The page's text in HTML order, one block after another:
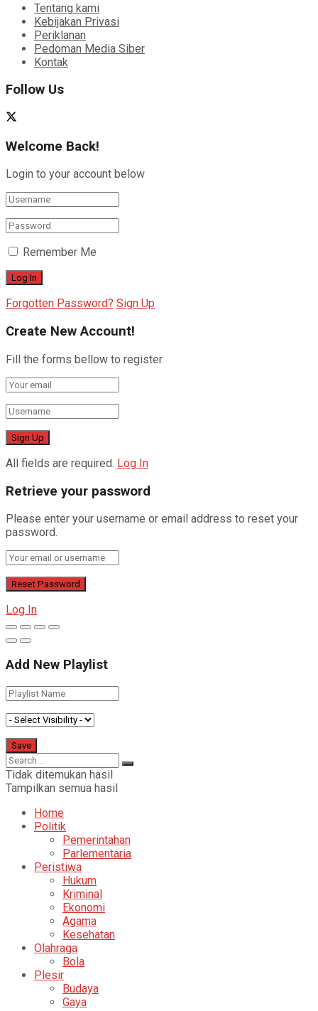
Tentang kami
Kebijakan Privasi
Periklanan
Pedoman Media Siber
Kontak
Follow Us
Welcome Back!
Login to your account below
Remember Me
Forgotten Password? Sign Up
Create New Account!
Fill the forms bellow to register
All fields are required. Log In
Retrieve your password
Please enter your username or email address to reset your
password.
Log In
Add New Playlist
Tidak ditemukan hasil
Tampilkan semua hasil
Home
Politik
Pemerintahan
Parlementaria
Peristiwa
Hukum
Kriminal
Ekonomi
Agama
Kesehatan
Olahraga
Bola
Plesir
Budaya
Gaya